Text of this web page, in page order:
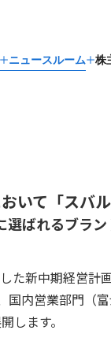
ニュースルーム 株
いて「スバ
ばれるブラ
た新中期経営
内営業部門（
します。